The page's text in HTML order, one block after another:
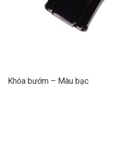
Khóa bướm – Màu bạc